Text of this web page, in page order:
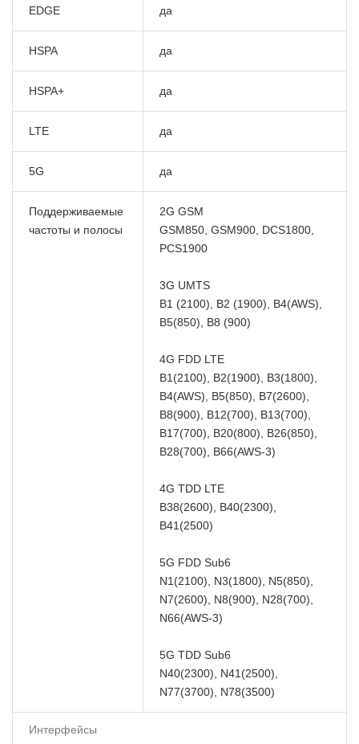
EDGE да
HSPA да
HSPA+ да
LTE да
5G да
Поддерживаемые
частоты и полосы
2G GSM
GSM850, GSM900, DCS1800,
PCS1900
3G UMTS
B1 (2100), B2 (1900), B4(AWS),
B5(850), B8 (900)
4G FDD LTE
B1(2100), B2(1900), B3(1800),
B4(AWS), B5(850), B7(2600),
B8(900), B12(700), B13(700),
B17(700), B20(800), B26(850),
B28(700), B66(AWS-3)
4G TDD LTE
B38(2600), B40(2300),
B41(2500)
5G FDD Sub6
N1(2100), N3(1800), N5(850),
N7(2600), N8(900), N28(700),
N66(AWS-3)
5G TDD Sub6
N40(2300), N41(2500),
N77(3700), N78(3500)
Интерфейсы